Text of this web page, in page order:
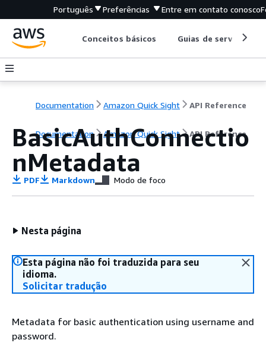
Português Preferências Entre em contato conosco
Conceitos básicos Guias de serviço
Documentation Amazon Quick Sight API Reference
Documentation Amazon Quick Sight API Reference
BasicAuthConnectio
nMetadata
PDF Markdown Modo de foco
Nesta página
Esta página não foi traduzida para seu
idioma.
Solicitar tradução
Metadata for basic authentication using username and
password.